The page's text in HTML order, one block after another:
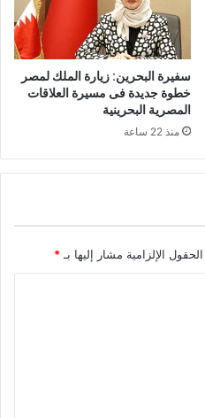
سفيرة البحرين: زيارة الملك لمصر
خطوة جديدة فى مسيرة العلاقات
المصرية البحرينية
منذ 22 ساعة
الحقول الإلزامية مشار إليها بـ *